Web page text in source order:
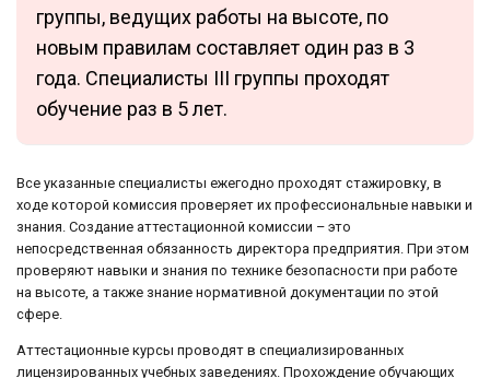
группы, ведущих работы на высоте, по
новым правилам составляет один раз в 3
года. Специалисты III группы проходят
обучение раз в 5 лет.
Все указанные специалисты ежегодно проходят стажировку, в
ходе которой комиссия проверяет их профессиональные навыки и
знания. Создание аттестационной комиссии – это
непосредственная обязанность директора предприятия. При этом
проверяют навыки и знания по технике безопасности при работе
на высоте, а также знание нормативной документации по этой
сфере.
Аттестационные курсы проводят в специализированных
лицензированных учебных заведениях. Прохождение обучающих